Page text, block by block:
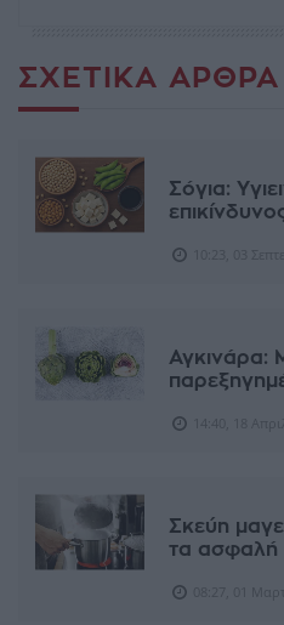
ΣΧΕΤΙΚΆ ΆΡΘΡΑ
Σόγια:
Αγκινάρα:
Σκεύη
τα ασφαλή